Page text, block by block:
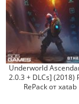
Underworld
2.0.3 + DLCs] (2018)
RePack от xatab